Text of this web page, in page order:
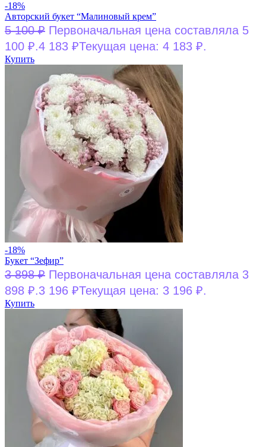
-18%
Авторский букет “Малиновый крем”
5 100₽ Первоначальная цена составляла 5
100 ₽.4 183 ₽Текущая цена: 4 183 ₽.
Купить
-18%
Букет “Зефир”
3 898₽ Первоначальная цена составляла 3
898 ₽.3 196 ₽Текущая цена: 3 196 ₽.
Купить